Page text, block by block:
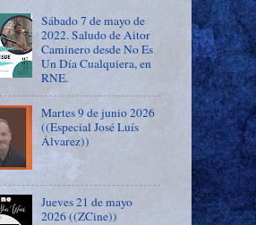
Sábado 7 de mayo de
2022. Saludo de Aitor
Caminero desde No Es
Un Día Cualquiera, en
RNE.
Martes 9 de junio 2026
((Especial José Luís
Álvarez))
Jueves 21 de mayo
2026 ((ZCine))